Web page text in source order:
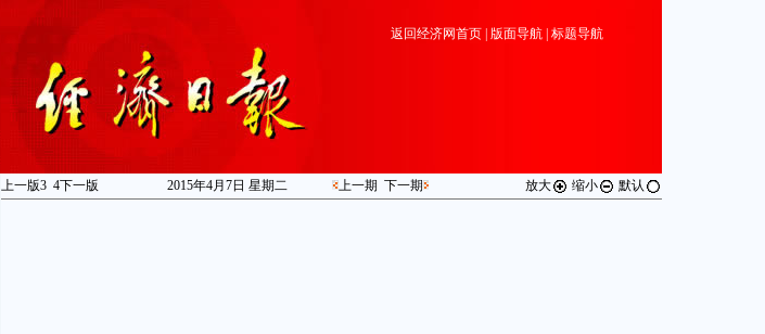
返回经济网首页| 版面导航| 标题导航
上一版3 4下一版 2015年4月7日 星期二 上一期 下一期 放大 缩小 默认